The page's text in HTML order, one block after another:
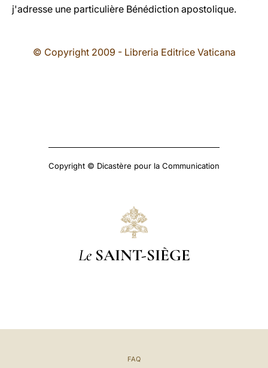
j'adresse une particulière Bénédiction apostolique.
© Copyright 2009 - Libreria Editrice Vaticana
Copyright © Dicastère pour la Communication
Le SAINT-SIÈGE
FAQ